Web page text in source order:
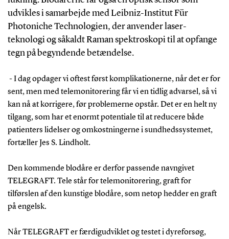
udvikles i samarbejde med Leibniz-Institut Für
Photoniche Technologien, der anvender laser-
teknologi og såkaldt Raman spektroskopi til at opfange
tegn på begyndende betændelse.
- I dag opdager vi oftest først komplikationerne, når det er for
sent, men med telemonitorering får vi en tidlig advarsel, så vi
kan nå at korrigere, før problemerne opstår. Det er en helt ny
tilgang, som har et enormt potentiale til at reducere både
patienters lidelser og omkostningerne i sundhedssystemet,
fortæller Jes S. Lindholt.
Den kommende blodåre er derfor passende navngivet
TELEGRAFT. Tele står for telemonitorering, graft for
tilførslen af den kunstige blodåre, som netop hedder en graft
på engelsk.
Når TELEGRAFT er færdigudviklet og testet i dyreforsøg,